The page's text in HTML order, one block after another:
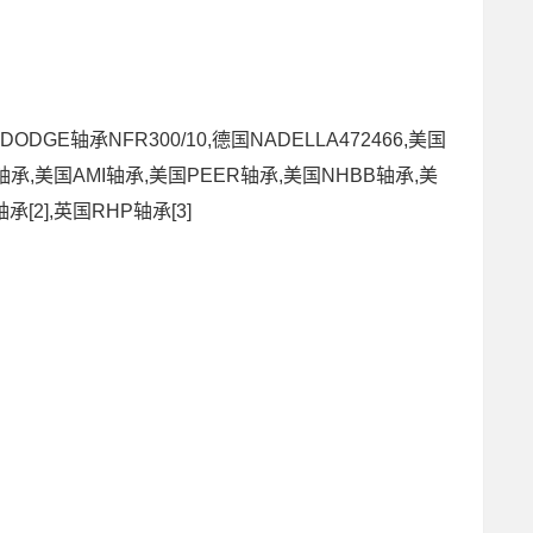
轴承NFR300/10,德国NADELLA472466,美国
,美国AMI轴承,美国PEER轴承,美国NHBB轴承,美
[2],英国RHP轴承[3]